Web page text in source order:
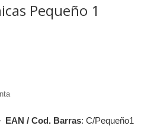
Pequeño 1
EAN / Cod. Barras: C/Pequeño1